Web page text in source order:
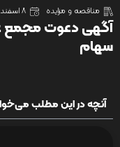
مناقصه و مزایده 8 اسفند 1402
آگهی دعوت مجمع
سهام
آنچه در این مطلب